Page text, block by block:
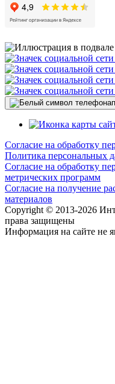
Согласие на обработку
Политика персональных
Согласие на обработку
метрических программ
Согласие на получение
материалов
Copyright © 2013-2026
права защищены
Информация на сайте не